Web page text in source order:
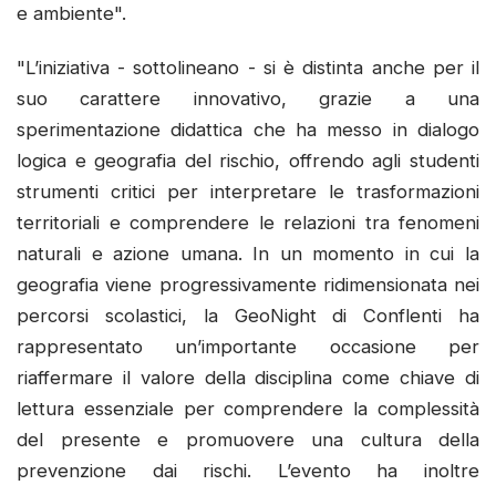
e ambiente".
"L’iniziativa - sottolineano - si è distinta anche per il
suo carattere innovativo, grazie a una
sperimentazione didattica che ha messo in dialogo
logica e geografia del rischio, offrendo agli studenti
strumenti critici per interpretare le trasformazioni
territoriali e comprendere le relazioni tra fenomeni
naturali e azione umana. In un momento in cui la
geografia viene progressivamente ridimensionata nei
percorsi scolastici, la GeoNight di Conflenti ha
rappresentato un’importante occasione per
riaffermare il valore della disciplina come chiave di
lettura essenziale per comprendere la complessità
del presente e promuovere una cultura della
prevenzione dai rischi. L’evento ha inoltre